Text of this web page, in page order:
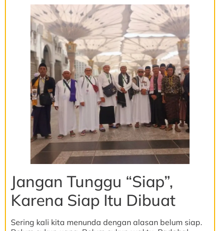
Jangan Tunggu “Siap”,
Karena Siap Itu Dibuat
Sering kali kita menunda dengan alasan belum siap.